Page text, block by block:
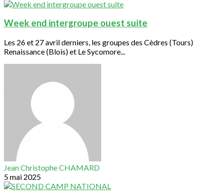
Week end intergroupe ouest suite
Les 26 et 27 avril derniers, les groupes des Cèdres (Tours)
Renaissance (Blois) et Le Sycomore...
Jean Christophe CHAMARD
5 mai 2025